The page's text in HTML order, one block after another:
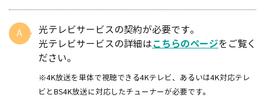
光テレビサービスの契約が必要です。
光テレビサービスの詳細はこちらのページをご覧く
ださい。
※4K放送を単体で視聴できる4Kテレビ、あるいは4K対応テレ
ビとBS4K放送に対応したチューナーが必要です。